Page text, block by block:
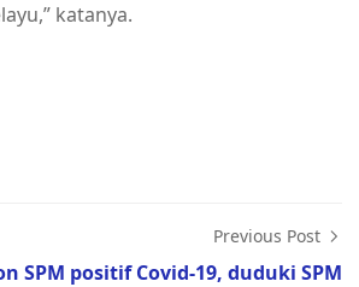
katanya.
Previous Post
SPM positif Covid-19, duduki SPM